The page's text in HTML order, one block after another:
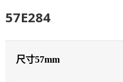
57E284
尺寸57mm